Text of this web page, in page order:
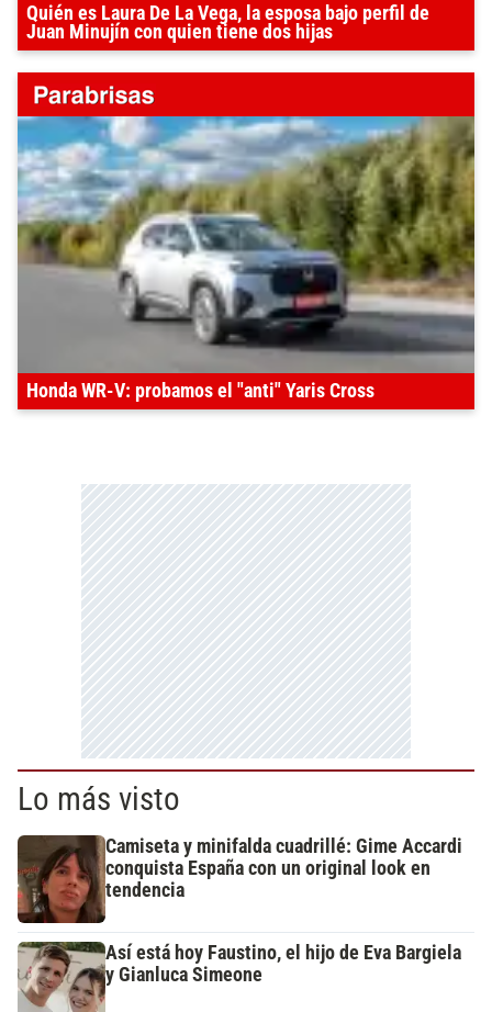
Quién es Laura De La Vega, la esposa bajo perfil de
Juan Minujín con quien tiene dos hijas
Honda WR-V: probamos el "anti" Yaris Cross
Lo más visto
Camiseta y minifalda cuadrillé: Gime Accardi
conquista España con un original look en
tendencia
Así está hoy Faustino, el hijo de Eva Bargiela
y Gianluca Simeone